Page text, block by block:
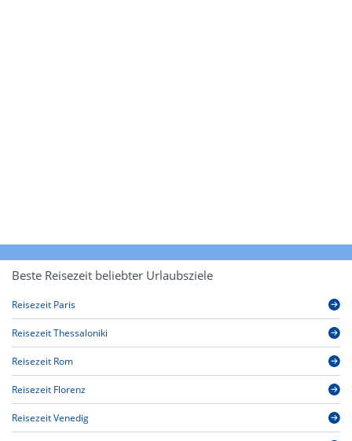
Beste Reisezeit beliebter Urlaubsziele
Reisezeit Paris
Reisezeit Thessaloniki
Reisezeit Rom
Reisezeit Florenz
Reisezeit Venedig